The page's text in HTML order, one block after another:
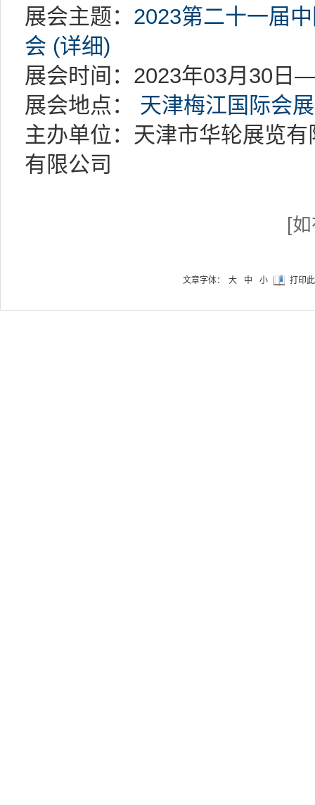
展会主题： 2023第二十一届
会 (详细)
展会时间：2023年03月30日
展会地点： 天津梅江国际会
主办单位：天津市华轮展览
有限公司
[
文章字体： 大 中 小 打印